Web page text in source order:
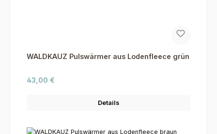
WALDKAUZ Pulswärmer aus Lodenfleece grün
Regulärer Preis:
43,00 €
Details